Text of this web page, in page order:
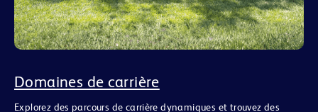
Domaines de carrière
Explorez des parcours de carrière dynamiques et trouvez des